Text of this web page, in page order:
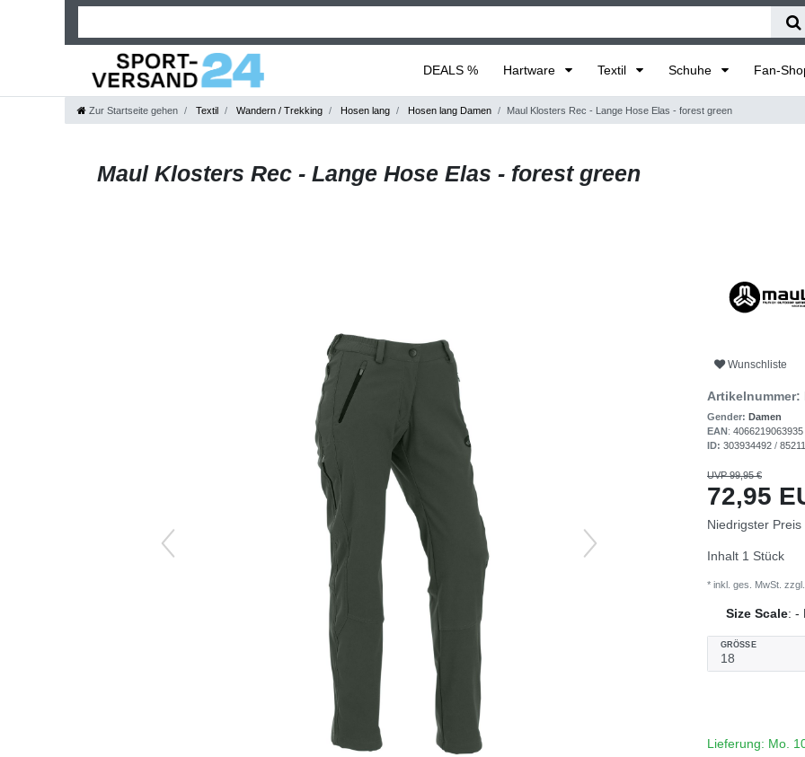
DEALS % Hartware Textil Schuhe Fan-
Zur Startseite gehen Textil Wandern / Trekking Hosen lang Hosen lang Damen Maul Klosters Rec - Lange Hose Elas - forest green
Maul Klosters Rec - Lange Hose Elas - forest green
Wunschliste
Artikelnummer:
Gender: Damen
EAN: 4066219063935
ID: 303934492 /
UVP 99,95 €
72,95
Niedrigster
Inhalt 1 Stück
* inkl. ges. MwSt. zzgl.
Size Scale: -
GRÖSSE
Lieferung: Mo.